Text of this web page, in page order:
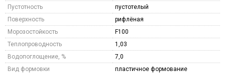
Пустотность
пустотелый
Поверхность
рифлёная
Морозостойкость
F100
Теплопроводность
1,03
Водопоглощение, %
7,0
Вид формовки
пластичное формование